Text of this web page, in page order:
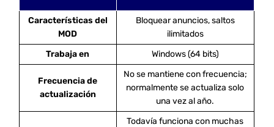
Características del
MOD
Bloquear anuncios, saltos
ilimitados
Trabaja en
Windows (64 bits)
Frecuencia de
actualización
No se mantiene con frecuencia;
normalmente se actualiza solo
una vez al año.
Todavía funciona con muchas